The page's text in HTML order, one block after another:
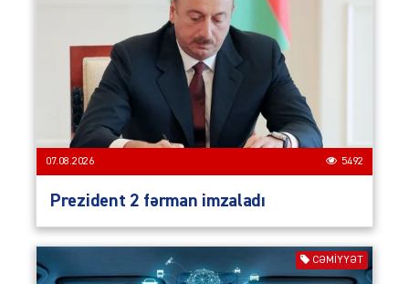
07.08.2026 5492
Prezident 2 fərman imzaladı
CƏMIYYƏT